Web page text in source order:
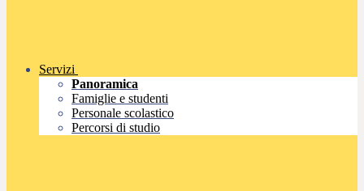
Servizi
Panoramica
Famiglie e studenti
Personale scolastico
Percorsi di studio